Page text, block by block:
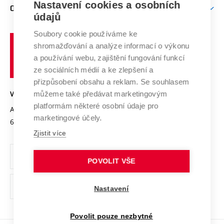
E-přihláška
Doktorské studium
Podpora podnikání
Mezinárodní vědecká rada
Systém zajišťování kvality výzkumu
Výzkumné infrastruktury
Transfer znalostí
Open Science
Projekty
Projekty ze strukturálních fondů
Specifický výzkum
Zahraniční spolupráce
Spolupráce se školami
Mezinárodní dohody
Univerzitní sítě
O UNIVERZITĚ
Profil univerzity
Udržitelná univerzita
Podnikavá univerzita / ContriBUTe
Bezpečná univerzita
Vyznamenání
Organizační struktura
Ochrana osobních údajů
odkaz)
učení
technické
Brně
VYSOKÉ UČENÍ TECHNICKÉ V BRNĚ
Antonínská 548/1
602 00 Brno
www.vut.cz
vut@vutbr.cz
Nastavení cookies a osobních
údajů
Soubory cookie používáme ke
shromažďování a analýze informací o výkonu
a používání webu, zajištění fungování funkcí
ze sociálních médií a ke zlepšení a
přizpůsobení obsahu a reklam. Se souhlasem
můžeme také předávat marketingovým
platformám některé osobní údaje pro
marketingové účely.
Zjistit více
POVOLIT VŠE
Nastavení
Povolit pouze nezbytné